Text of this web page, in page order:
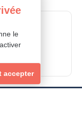
le
accepter